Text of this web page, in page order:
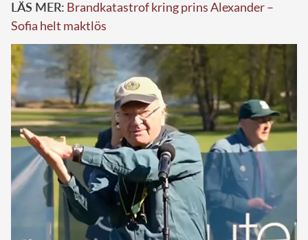
LÄS MER: Brandkatastrof kring prins Alexander –
Sofia helt maktlös